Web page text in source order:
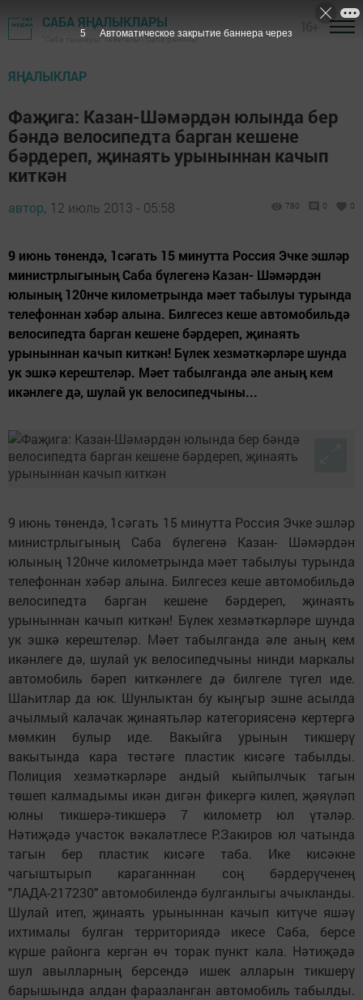
САБА ЯҢАЛЫКЛАРЫ
"Саба таңнары" газетасы - Саба районы
ЯҢАЛЫКЛАР
Фаҗига: Казан-Шәмәрдән юлында бер
бәндә велосипедта барган кешене
бәрдереп, җинаять урыныннан качып
киткән
автор, 12 июль 2013 - 05:58 780 0 0
9 июнь төнендә, 1сәгать 15 минутта Россия Эчке эшләр
министрлыгының Саба бүлегенә Казан- Шәмәрдән
юлының 120нче километрында мәет табылуы турында
телефоннан хәбәр алына. Билгесез кеше автомобильдә
велосипедта барган кешене бәрдереп, җинаять
урыныннан качып киткән! Бүлек хезмәткәрләре шунда
ук эшкә керештеләр. Мәет табылганда әле аның кем
икәнлеге дә, шулай ук велосипедчыны...
9 июнь төнендә, 1сәгать 15 минутта Россия Эчке эшләр
министрлыгының Саба бүлегенә Казан- Шәмәрдән
юлының 120нче километрында мәет табылуы турында
телефоннан хәбәр алына. Билгесез кеше автомобильдә
велосипедта барган кешене бәрдереп, җинаять
урыныннан качып киткән! Бүлек хезмәткәрләре шунда
ук эшкә керештеләр. Мәет табылганда әле аның кем
икәнлеге дә, шулай ук велосипедчыны нинди маркалы
автомобиль бәреп киткәнлеге дә билгеле түгел иде.
Шаһитлар да юк. Шунлыктан бу кыңгыр эшне асылда
ачылмый калачак җинаятьләр категориясенә кертергә
мөмкин булыр иде. Вакыйга урынын тикшерү
вакытында кара төстәге пластик кисәге табылды.
Полиция хезмәткәрләре андый кыйпылчык тагын
төшеп калмадымы икән дигән фикергә килеп, җәяүләп
юлны тикшерә-тикшерә 7 километр юл үтәләр.
Нәтиҗәдә участок вәкаләтлесе Р.Закиров юл чатында
тагын бер пластик кисәге таба. Ике кисәкне
чагыштырып караганннан соң бәрдерүченең
"ЛАДА-217230" автомобилендә булганлыгы ачык­ланды.
Шулай итеп, җинаять урыныннан качып китүче яшәү
ихтималы булган территориядә икесе Саба, берсе
күрше районга кергән өч торак пункт кала. Нәтиҗәдә
шул авылларның берсендә ишек алларын тикшерү
барышында алдан фаразланган автомобиль табылды.
4 Автоматическое закрытие баннера через